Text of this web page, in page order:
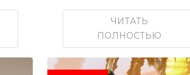
ЧИТАТЬ
ПОЛНОСТЬЮ